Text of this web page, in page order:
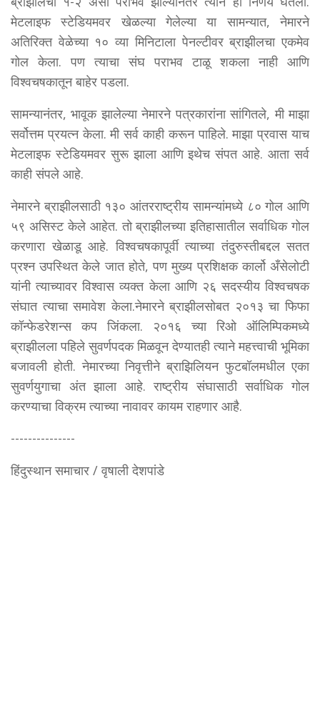
मेटलाइफ स्टेडियमवर खेळल्या गेलेल्या या सामन्यात, नेमारने
अतिरिक्त वेळेच्या १० व्या मिनिटाला पेनल्टीवर ब्राझीलचा एकमेव
गोल केला. पण त्याचा संघ पराभव टाळू शकला नाही आणि
विश्वचषकातून बाहेर पडला.
सामन्यानंतर, भावूक झालेल्या नेमारने पत्रकारांना सांगितले, मी माझा
सर्वोत्तम प्रयत्न केला. मी सर्व काही करून पाहिले. माझा प्रवास याच
मेटलाइफ स्टेडियमवर सुरू झाला आणि इथेच संपत आहे. आता सर्व
काही संपले आहे.
नेमारने ब्राझीलसाठी १३० आंतरराष्ट्रीय सामन्यांमध्ये ८० गोल आणि
५९ असिस्ट केले आहेत. तो ब्राझीलच्या इतिहासातील सर्वाधिक गोल
करणारा खेळाडू आहे. विश्वचषकापूर्वी त्याच्या तंदुरुस्तीबद्दल सतत
प्रश्न उपस्थित केले जात होते, पण मुख्य प्रशिक्षक कार्लो अँसेलोटी
यांनी त्याच्यावर विश्वास व्यक्त केला आणि २६ सदस्यीय विश्वचषक
संघात त्याचा समावेश केला.नेमारने ब्राझीलसोबत २०१३ चा फिफा
कॉन्फेडरेशन्स कप जिंकला. २०१६ च्या रिओ ऑलिम्पिकमध्ये
ब्राझीलला पहिले सुवर्णपदक मिळवून देण्यातही त्याने महत्त्वाची भूमिका
बजावली होती. नेमारच्या निवृत्तीने ब्राझिलियन फुटबॉलमधील एका
सुवर्णयुगाचा अंत झाला आहे. राष्ट्रीय संघासाठी सर्वाधिक गोल
करण्याचा विक्रम त्याच्या नावावर कायम राहणार आहै.
---------------
हिंदुस्थान समाचार / वृषाली देशपांडे